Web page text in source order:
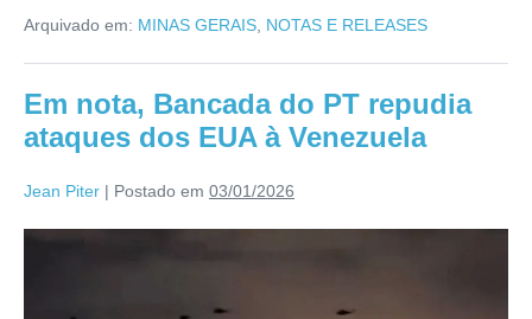
Arquivado em: MINAS GERAIS NOTAS E RELEASES
Em nota, Bancada do PT repudia
ataques dos EUA à Venezuela
Jean Piter | Postado em 03/01/2026